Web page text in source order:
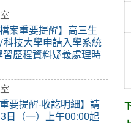
案重要提醒】高三生
技大學申請入學系統
歷程資料疑義處理時
要提醒-收訖明細】請
日（一）上午00:00起